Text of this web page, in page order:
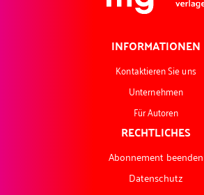
INFORMATIONEN
Kontaktieren Sie uns
Unternehmen
Für Autoren
RECHTLICHES
Abonnement beenden
Datenschutz